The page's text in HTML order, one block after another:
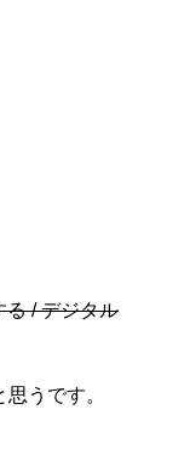
る / デジタル
うです。